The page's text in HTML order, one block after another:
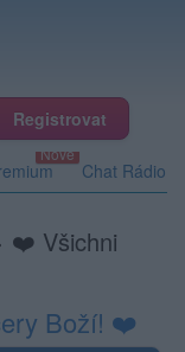
Registrovat
Chat Rádio
❤️ Všichni
Boží! ❤️